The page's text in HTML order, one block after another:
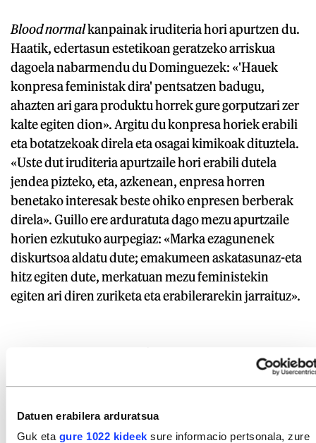
Datuen erabilera arduratsua
Guk eta gure 1022 kideek sure informacio pertsonala, zure
Blood normalkanpainak iruditeria hori apurtzen du.
Haatik, edertasun estetikoan geratzeko arriskua
dagoela nabarmendu du Dominguezek: «'Hauek
konpresa feministak dira' pentsatzen badugu,
ahazten ari gara produktu horrek gure gorputzari zer
kalte egiten dion». Argitu du konpresa horiek erabili
eta botatzekoak direla eta osagai kimikoak dituztela.
«Uste dut iruditeria apurtzaile hori erabili dutela
jendea pizteko, eta, azkenean, enpresa horren
benetako interesak beste ohiko enpresen berberak
direla». Guillo ere arduratuta dago mezu apurtzaile
horien ezkutuko aurpegiaz: «Marka ezagunenek
diskurtsoa aldatu dute; emakumeen askatasunaz-eta
hitz egiten dute, merkatuan mezu feministekin
egiten ari diren zuriketa eta erabilerarekin jarraituz».
Odola soilik ez, zikloa baizik
Fernandezen aburuz, merkatu fidela eta ondo